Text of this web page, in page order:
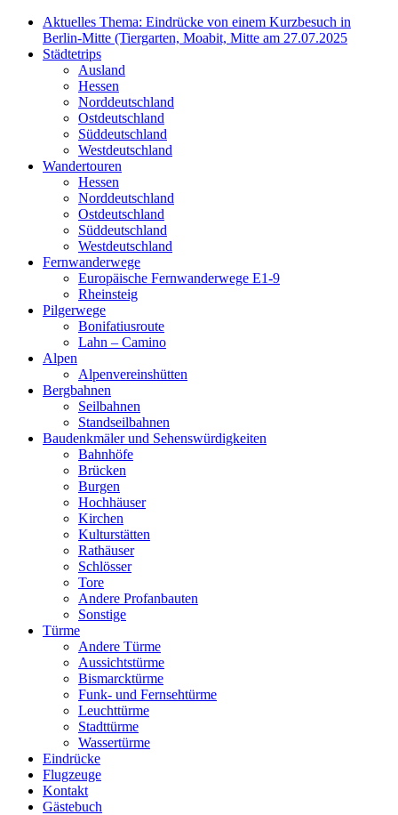
Aktuelles Thema: Eindrücke von einem Kurzbesuch in
Berlin-Mitte (Tiergarten, Moabit, Mitte am 27.07.2025
Städtetrips
Ausland
Hessen
Norddeutschland
Ostdeutschland
Süddeutschland
Westdeutschland
Wandertouren
Hessen
Norddeutschland
Ostdeutschland
Süddeutschland
Westdeutschland
Fernwanderwege
Europäische Fernwanderwege E1-9
Rheinsteig
Pilgerwege
Bonifatiusroute
Lahn – Camino
Alpen
Alpenvereinshütten
Bergbahnen
Seilbahnen
Standseilbahnen
Baudenkmäler und Sehenswürdigkeiten
Bahnhöfe
Brücken
Burgen
Hochhäuser
Kirchen
Kulturstätten
Rathäuser
Schlösser
Tore
Andere Profanbauten
Sonstige
Türme
Andere Türme
Aussichtstürme
Bismarcktürme
Funk- und Fernsehtürme
Leuchttürme
Stadttürme
Wassertürme
Eindrücke
Flugzeuge
Kontakt
Gästebuch